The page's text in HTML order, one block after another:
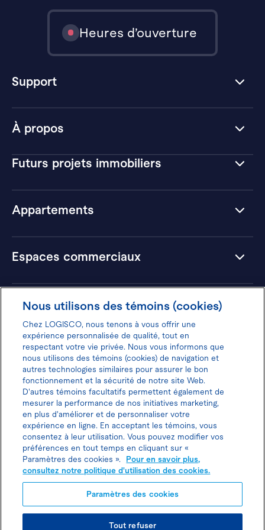
Joindre l’agent de location
À propos
Futurs projets immobiliers
Appartements
Espaces commerciaux
Hôtels
Heures d’ouverture
Support
Donnez votre avis pour gagner 100$
Politique d'utilisation des cookies
Politique de protection des
renseignements personnels
Nous utilisons des témoins (cookies)
Chez LOGISCO, nous tenons à vous offrir une
expérience personnalisée de qualité, tout en
respectant votre vie privée. Nous vous informons que
nous utilisons des témoins (cookies) de navigation et
autres technologies similaires pour assurer le bon
fonctionnement et la sécurité de notre site Web.
D'autres témoins facultatifs permettent également de
mesurer la performance de nos initiatives marketing,
en plus d'améliorer et de personnaliser votre
expérience en ligne. En acceptant les témoins, vous
consentez à leur utilisation. Vous pouvez modifier vos
préférences en tout temps en cliquant sur «
Paramètres des cookies ».
Pour en savoir plus,
consultez notre politique d'utilisation des cookies.
Paramètres des cookies
Tout refuser